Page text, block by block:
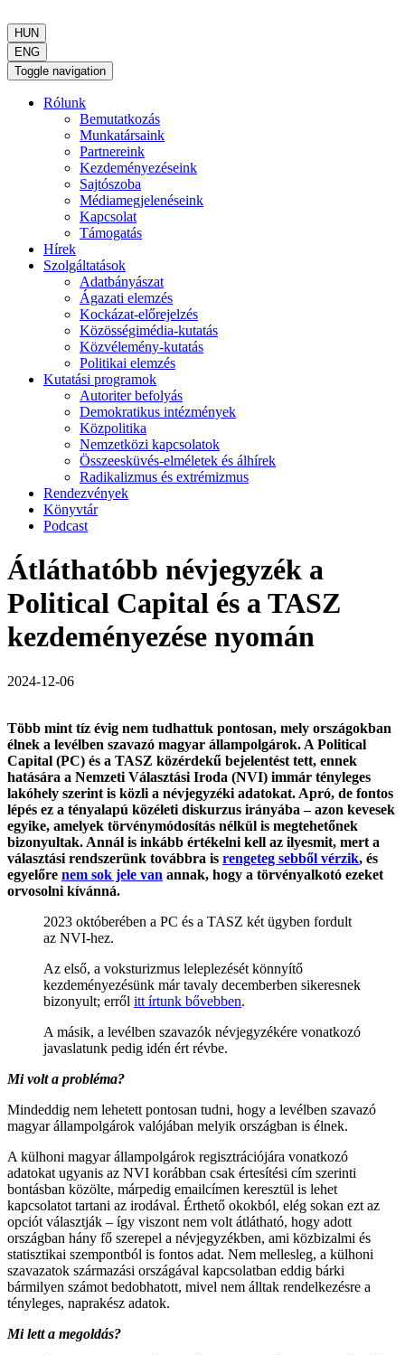
HUN
ENG
Toggle navigation
Rólunk
Bemutatkozás
Munkatársaink
Partnereink
Kezdeményezéseink
Sajtószoba
Médiamegjelenéseink
Kapcsolat
Támogatás
Hírek
Szolgáltatások
Adatbányászat
Ágazati elemzés
Kockázat-előrejelzés
Közösségimédia-kutatás
Közvélemény-kutatás
Politikai elemzés
Kutatási programok
Autoriter befolyás
Demokratikus intézmények
Közpolitika
Nemzetközi kapcsolatok
Összeesküvés-elméletek és álhírek
Radikalizmus és extrémizmus
Rendezvények
Könyvtár
Podcast
Átláthatóbb névjegyzék a
Political Capital és a TASZ
kezdeményezése nyomán
2024-12-06
Több mint tíz évig nem tudhattuk pontosan, mely országokban
élnek a levélben szavazó magyar állampolgárok. A Political
Capital (PC) és a TASZ közérdekű bejelentést tett, ennek
hatására a Nemzeti Választási Iroda (NVI) immár tényleges
lakóhely szerint is közli a névjegyzéki adatokat. Apró, de fontos
lépés ez a tényalapú közéleti diskurzus irányába – azon kevesek
egyike, amelyek törvénymódosítás nélkül is megtehetőnek
bizonyultak. Annál is inkább értékelni kell az ilyesmit, mert a
választási rendszerünk továbbra is rengeteg sebből vérzik, és
egyelőre nem sok jele van annak, hogy a törvényalkotó ezeket
orvosolni kívánná.
2023 októberében a PC és a TASZ két ügyben fordult
az NVI-hez.
Az első, a voksturizmus leleplezését könnyítő
kezdeményezésünk már tavaly decemberben sikeresnek
bizonyult; erről itt írtunk bővebben.
A másik, a levélben szavazók névjegyzékére vonatkozó
javaslatunk pedig idén ért révbe.
Mi volt a probléma?
Mindeddig nem lehetett pontosan tudni, hogy a levélben szavazó
magyar állampolgárok valójában melyik országban is élnek.
A külhoni magyar állampolgárok regisztrációjára vonatkozó
adatokat ugyanis az NVI korábban csak értesítési cím szerinti
bontásban közölte, márpedig emailcímen keresztül is lehet
kapcsolatot tartani az irodával. Érthető okokból, elég sokan ezt az
opciót választják – így viszont nem volt átlátható, hogy adott
országban hány fő szerepel a névjegyzékben, ami közbizalmi és
statisztikai szempontból is fontos adat. Nem mellesleg, a külhoni
szavazatok származási országával kapcsolatban eddig bárki
bármilyen számot bedobhatott, mivel nem álltak rendelkezésre a
tényleges, naprakész adatok.
Mi lett a megoldás?